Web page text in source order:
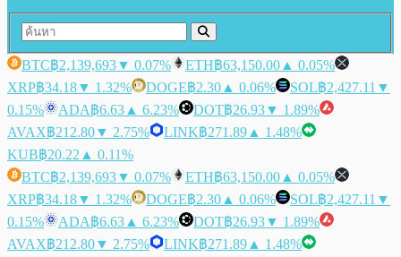
BTC฿2,139,693▼ 0.07% ETH฿63,150.00 ▲ 0.05%
XRP฿34.18▼ 1.32% DOGE฿2.30 ▲ 0.06% SOL฿2,427.11 ▼
0.15%
ADA฿6.63 ▲ 6.23% DOT฿26.93▼ 1.89%
AVAX฿212.80▼ 2.75% LINK฿271.89 ▲ 1.48%
KUB฿20.22 ▲ 0.11%
BTC฿2,139,693▼ 0.07% ETH฿63,150.00 ▲ 0.05%
XRP฿34.18▼ 1.32% DOGE฿2.30 ▲ 0.06% SOL฿2,427.11 ▼
0.15%
ADA฿6.63 ▲ 6.23% DOT฿26.93▼ 1.89%
AVAX฿212.80▼ 2.75% LINK฿271.89 ▲ 1.48%